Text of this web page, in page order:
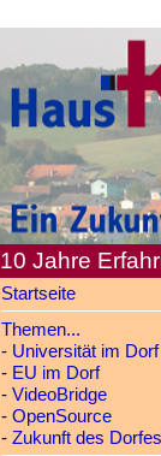
10 Jahre
Startseite
Themen...
- Universität im Dorf
- EU im Dorf
- VideoBridge
- OpenSource
- Zukunft des Dorfes